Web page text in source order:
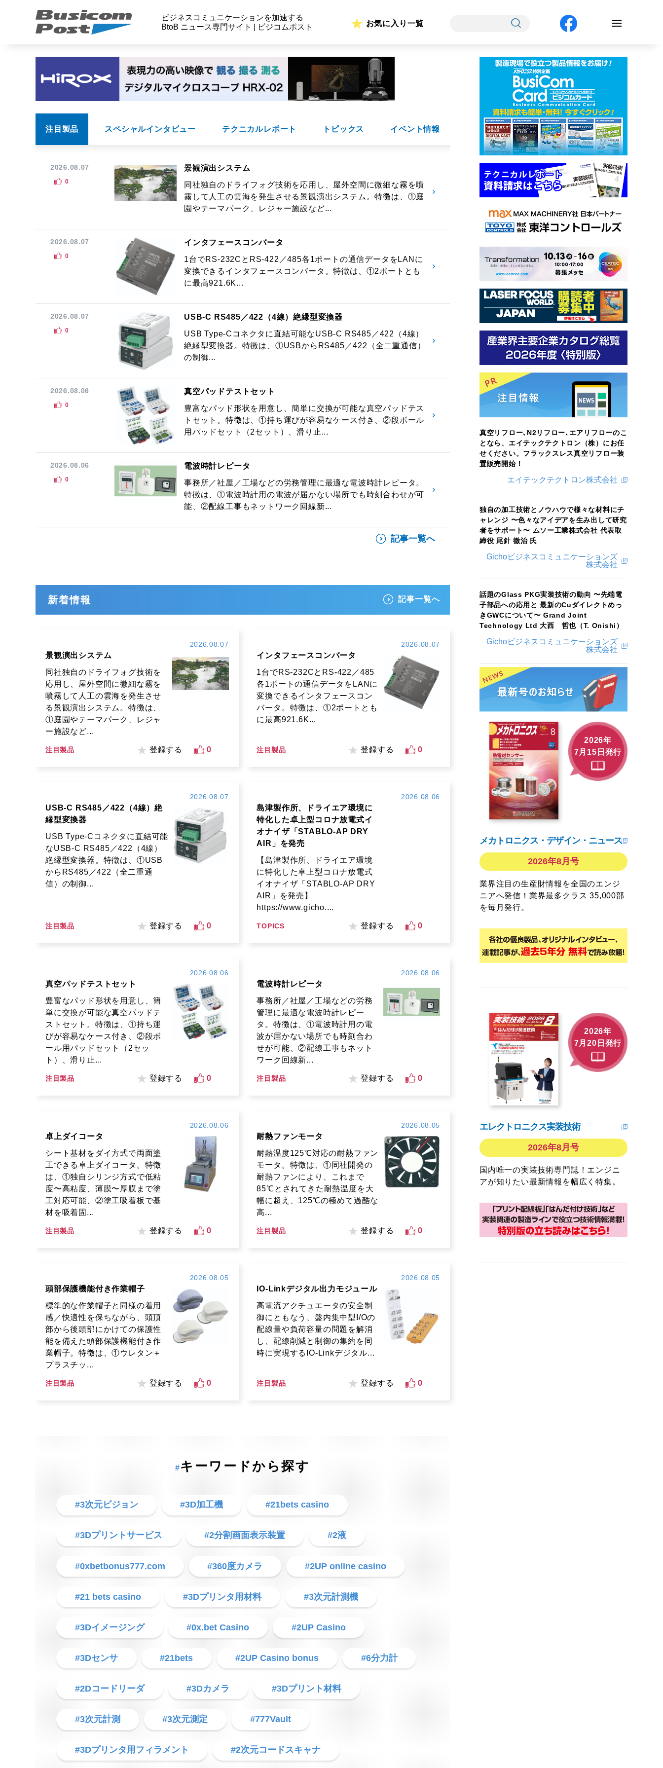
ビジネスコミュニケーションを加速する
BtoB ニュース専門サイト | ビジコムポスト
お気に入り一覧
注目製品 スペシャルインタビュー テクニカルレポート トピックス イベント情報
2026.08.07
景観演出システム
同社独自のドライフォグ技術を応用し、屋外空間に微細な霧を噴
霧して人工の雲海を発生させる景観演出システム。特徴は、①庭
園やテーマパーク、レジャー施設など...
0
2026.08.07
インタフェースコンバータ
1台でRS-232CとRS-422／485各1ポートの通信データをLANに
変換できるインタフェースコンバータ。特徴は、①2ポートとも
に最高921.6K...
0
2026.08.07
USB-C RS485／422（4線）絶縁型変換器
USB Type-Cコネクタに直結可能なUSB-C RS485／422（4線）
絶縁型変換器。特徴は、①USBからRS485／422（全二重通信）
の制御...
0
2026.08.06
真空パッドテストセット
豊富なパッド形状を用意し、簡単に交換が可能な真空パッドテス
トセット。特徴は、①持ち運びが容易なケース付き、②段ボール
用パッドセット（2セット）、滑り止...
0
2026.08.06
電波時計レピータ
事務所／社屋／工場などの労務管理に最適な電波時計レピータ。
特徴は、①電波時計用の電波が届かない場所でも時刻合わせが可
能、②配線工事もネットワーク回線新...
0
記事一覧へ
新着情報 記事一覧へ
2026.08.07
景観演出システム
同社独自のドライフォグ技術を
応用し、屋外空間に微細な霧を
噴霧して人工の雲海を発生させ
る景観演出システム。特徴は、
①庭園やテーマパーク、レジャ
ー施設など...
注目製品 登録する 0
2026.08.07
インタフェースコンバータ
1台でRS-232CとRS-422／485
各1ポートの通信データをLANに
変換できるインタフェースコン
バータ。特徴は、①2ポートとも
に最高921.6K...
注目製品 登録する 0
2026.08.07
USB-C RS485／422（4線）絶
縁型変換器
USB Type-Cコネクタに直結可能
なUSB-C RS485／422（4線）
絶縁型変換器。特徴は、①USB
からRS485／422（全二重通
信）の制御...
注目製品 登録する 0
2026.08.06
島津製作所、ドライエア環境に
特化した卓上型コロナ放電式イ
オナイザ「STABLO-AP DRY
AIR」を発売
【島津製作所、ドライエア環境
に特化した卓上型コロナ放電式
イオナイザ「STABLO-AP DRY
AIR」を発売】
https://www.gicho....
TOPICS 登録する 0
2026.08.06
真空パッドテストセット
豊富なパッド形状を用意し、簡
単に交換が可能な真空パッドテ
ストセット。特徴は、①持ち運
びが容易なケース付き、②段ボ
ール用パッドセット（2セッ
ト）、滑り止...
注目製品 登録する 0
2026.08.06
電波時計レピータ
事務所／社屋／工場などの労務
管理に最適な電波時計レピー
タ。特徴は、①電波時計用の電
波が届かない場所でも時刻合わ
せが可能、②配線工事もネット
ワーク回線新...
注目製品 登録する 0
2026.08.06
卓上ダイコータ
シート基材をダイ方式で両面塗
工できる卓上ダイコータ。特徴
は、①独自シリンジ方式で低粘
度〜高粘度、薄膜〜厚膜まで塗
工対応可能、②塗工吸着板で基
材を吸着固...
注目製品 登録する 0
2026.08.05
耐熱ファンモータ
耐熱温度125℃対応の耐熱ファン
モータ。特徴は、①同社開発の
耐熱ファンにより、これまで
85℃とされてきた耐熱温度を大
幅に超え、125℃の極めて過酷な
高...
注目製品 登録する 0
2026.08.05
頭部保護機能付き作業帽子
標準的な作業帽子と同様の着用
感／快適性を保ちながら、頭頂
部から後頭部にかけての保護性
能を備えた頭部保護機能付き作
業帽子。特徴は、①ウレタン＋
プラスチッ...
注目製品 登録する 0
2026.08.05
IO-Linkデジタル出力モジュール
高電流アクチュエータの安全制
御にともなう、盤内集中型I/Oの
配線量や負荷容量の問題を解消
し、配線削減と制御の集約を同
時に実現するIO-Linkデジタル...
注目製品 登録する 0
#キーワードから探す
#3次元ビジョン #3D加工機 #21bets casino
#3Dプリントサービス #2分割画面表示装置 #2液
#0xbetbonus777.com #360度カメラ #2UP online casino
#21 bets casino #3Dプリンタ用材料 #3次元計測機
#3Dイメージング #0x.bet Casino #2UP Casino
#3Dセンサ #21bets #2UP Casino bonus #6分力計
#2Dコードリーダ #3Dカメラ #3Dプリント材料
#3次元計測 #3次元測定 #777Vault
#3Dプリンタ用フィラメント #2次元コードスキャナ
真空リフロー､N2リフロー､エアリフローのこ
となら、エイテックテクトロン（株）にお任
せください。フラックスレス真空リフロー装
置販売開始！
エイテックテクトロン株式会社
独自の加工技術とノウハウで様々な材料にチ
ャレンジ 〜色々なアイデアを生み出して研究
者をサポート〜 ムソー工業株式会社 代表取
締役 尾針 徹治 氏
Gichoビジネスコミュニケーションズ
株式会社
話題のGlass PKG実装技術の動向 〜先端電
子部品への応用と 最新のCuダイレクトめっ
きGWCについて〜 Grand Joint
Technology Ltd 大西 哲也（T. Onishi）
Gichoビジネスコミュニケーションズ
株式会社
2026年
7月15日発行
メカトロニクス・デザイン・ニュース
2026年8月号
業界注目の生産財情報を全国のエンジ
ニアへ発信！業界最多クラス 35,000部
を毎月発行。
2026年
7月20日発行
エレクトロニクス実装技術
2026年8月号
国内唯一の実装技術専門誌！エンジニ
アが知りたい最新情報を幅広く特集。